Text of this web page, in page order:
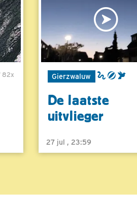
82x Gierzwaluw
De laatste
uitvlieger
27 jul , 23:59